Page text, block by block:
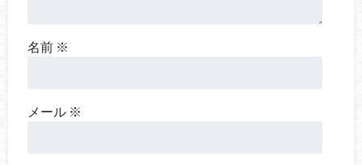
名前 ※
メール ※